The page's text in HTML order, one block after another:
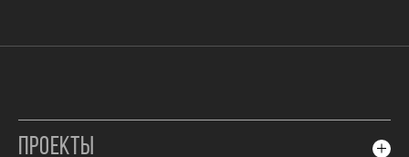
ПРОЕКТЫ